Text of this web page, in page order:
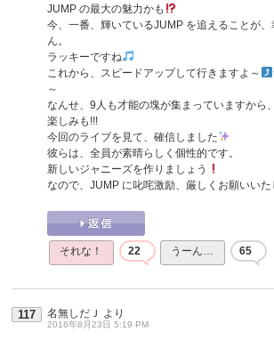
JUMP の最大の魅力かも
今、一番、輝いているJUMP を追えることが
ん。
ラッキーですね
これから、スピードアップして行きますよ～
～
なんせ、9人も才能の塊が集まっていますから
楽しみも!!!
今回のライブを見て、確信しました
彼らは、全員が素晴らしく個性的です。
新しいジャニーズを作りましょう
なので、JUMP に叱咤激励、厳しくお願いいた
それな！ 22 うーん… 65
117 名無しだＪ より
2016年8月23日 5:19 PM